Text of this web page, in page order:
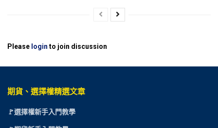
Please login to join discussion
期貨、選擇權精選文章
🚩選擇權新手入門教學